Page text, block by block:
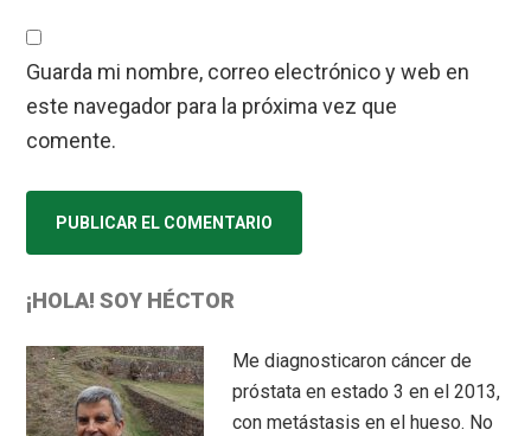
Guarda mi nombre, correo electrónico y web en
este navegador para la próxima vez que
comente.
Primary
Sidebar
¡HOLA! SOY HÉCTOR
Me diagnosticaron cáncer de
próstata en estado 3 en el 2013,
con metástasis en el hueso. No